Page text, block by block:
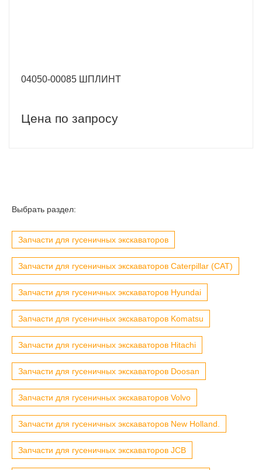
04050-00085 ШПЛИНТ
Цена по запросу
Выбрать раздел:
Запчасти для гусеничных экскаваторов
Запчасти для гусеничных экскаваторов Caterpillar (CAT)
Запчасти для гусеничных экскаваторов Hyundai
Запчасти для гусеничных экскаваторов Komatsu
Запчасти для гусеничных экскаваторов Hitachi
Запчасти для гусеничных экскаваторов Doosan
Запчасти для гусеничных экскаваторов Volvo
Запчасти для гусеничных экскаваторов New Holland.
Запчасти для гусеничных экскаваторов JCB